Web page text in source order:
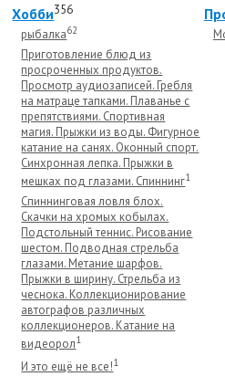
Хобби356
рыбалка62
Приготовление блюд из
просроченных продуктов.
Просмотр аудиозаписей. Гребля
на матраце тапками. Плаванье с
препятствиями. Спортивная
магия. Прыжки из воды. Фигурное
катание на санях. Оконный спорт.
Синхронная лепка. Прыжки в
мешках под глазами. Спиннинг1
Спиннинговая ловля блох.
Скачки на хромых кобылах.
Подстольный теннис. Рисование
шестом. Подводная стрельба
глазами. Метание шарфов.
Прыжки в ширину. Стрельба из
чеснока. Коллекционирование
автографов различных
коллекционеров. Катание на
видеорол1
И это ещё не все!1